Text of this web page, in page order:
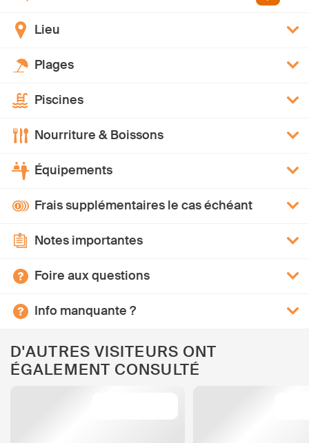
Lieu
Plages
Piscines
Nourriture & Boissons
Équipements
Frais supplémentaires le cas échéant
Notes importantes
Foire aux questions
Info manquante ?
D'AUTRES VISITEURS ONT
ÉGALEMENT CONSULTÉ